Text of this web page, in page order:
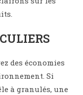
des économies
Si
à granulés, une